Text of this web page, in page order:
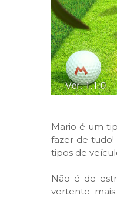
Mario é um
fazer de tudo!
tipos de
Não é de
vertente